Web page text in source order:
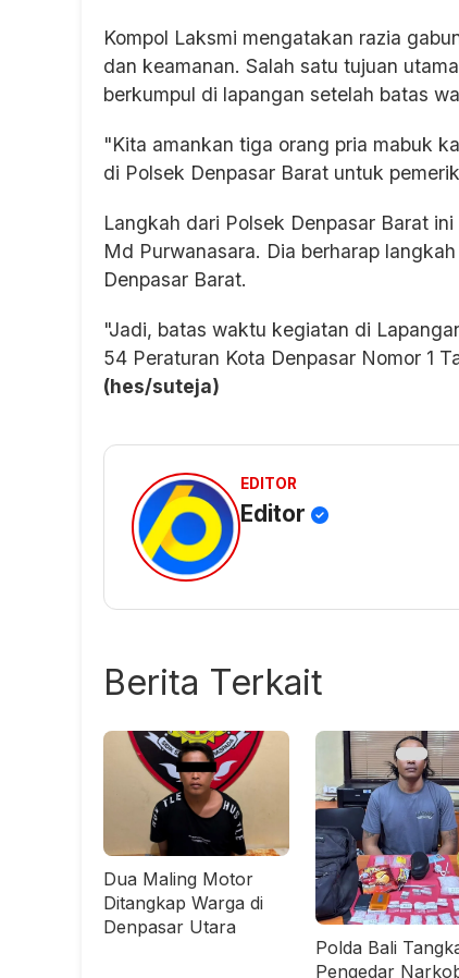
Kompol Laksmi mengatakan razia
dan keamanan. Salah satu tujuan
berkumpul di lapangan setelah batas
"Kita amankan tiga orang pria mabuk
di Polsek Denpasar Barat untuk
Langkah dari Polsek Denpasar Barat
Md Purwanasara. Dia berharap
Denpasar Barat.
"Jadi, batas waktu kegiatan di
54 Peraturan Kota Denpasar Nomor 1
(hes/suteja)
EDITOR
Editor
Berita Terkait
Dua Maling Motor
Ditangkap Warga di
Denpasar Utara
Polda Bali
Pengedar